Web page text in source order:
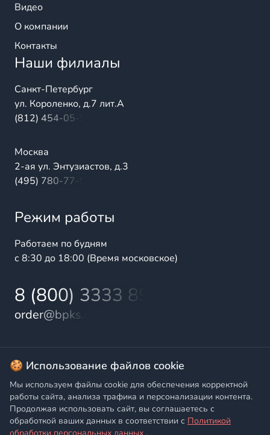
Видео
О компании
Контакты
Наши филиалы
Санкт-Петербург
ул. Короленко, д.7 лит.А
(812) 454-05-54
Москва
2-ая ул. Энтузиастов, д.3
(495) 780-77-98
Режим работы
Работаем по будням
с 8:30 до 18:00 (Время московское)
8 (800) 3333 899
order@bpks.ru
© 2025 БалтПромКомплект — комплексные поставки
высококачественной продукции промышленного и
бытового назначения
Политика конфиденциальности,Согласие на обработку
персональных данных
🍪 Использование файлов cookie
Мы используем файлы cookie для обеспечения корректной
работы сайта, анализа трафика и персонализации контента.
Продолжая использовать сайт, вы соглашаетесь с
обработкой ваших данных в соответствии с Политикой